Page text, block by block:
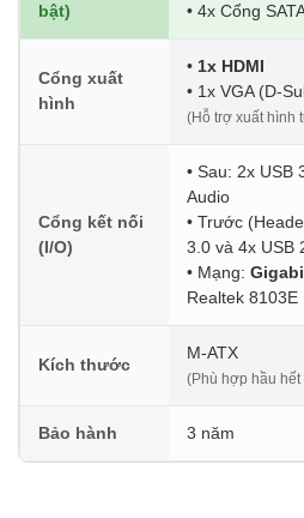
bật)
• 4x Cổng
Cổng xuất
hình
• 1x HDMI
• 1x VGA (D-
(Hỗ trợ xuất hình
Cổng kết nối
(I/O)
• Sau: 2x USB
Audio
• Trước
3.0 và 4x USB
• Mạng:
Realtek 8103E
Kích thước
M-ATX
(Phù hợp hầu
Bảo hành 3 năm